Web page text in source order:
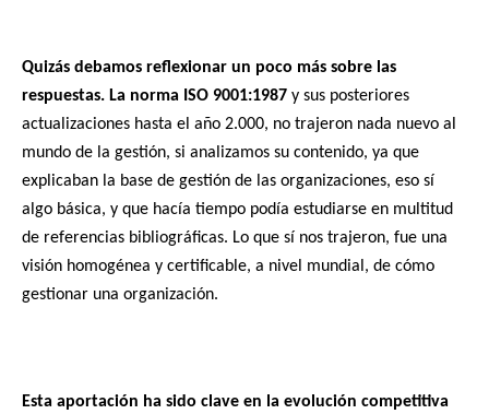
Quizás debamos reflexionar un poco más sobre las
respuestas. La norma ISO 9001:1987 y sus posteriores
actualizaciones hasta el año 2.000, no trajeron nada nuevo al
mundo de la gestión, si analizamos su contenido, ya que
explicaban la base de gestión de las organizaciones, eso sí
algo básica, y que hacía tiempo podía estudiarse en multitud
de referencias bibliográficas. Lo que sí nos trajeron, fue una
visión homogénea y certificable, a nivel mundial, de cómo
gestionar una organización.
Esta aportación ha sido clave en la evolución competitiva